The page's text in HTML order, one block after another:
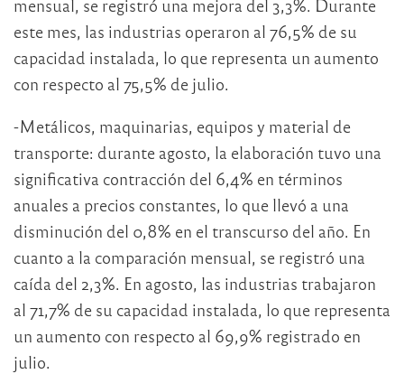
mensual, se registró una mejora del 3,3%. Durante
este mes, las industrias operaron al 76,5% de su
capacidad instalada, lo que representa un aumento
con respecto al 75,5% de julio.
-Metálicos, maquinarias, equipos y material de
transporte: durante agosto, la elaboración tuvo una
significativa contracción del 6,4% en términos
anuales a precios constantes, lo que llevó a una
disminución del 0,8% en el transcurso del año. En
cuanto a la comparación mensual, se registró una
caída del 2,3%. En agosto, las industrias trabajaron
al 71,7% de su capacidad instalada, lo que representa
un aumento con respecto al 69,9% registrado en
julio.